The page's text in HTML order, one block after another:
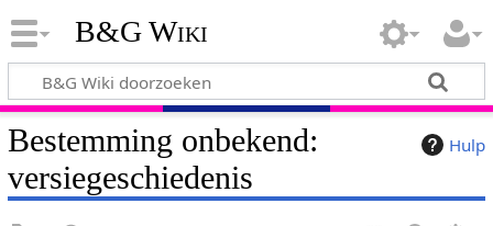
B&G Wiki
Hulp
Bestemming onbekend:
versiegeschiedenis